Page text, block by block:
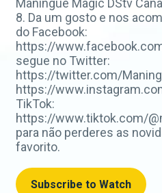
Maningue Magic DStv
8. Da um gosto e nos
do Facebook:
https://
segue no Twitter:
https://twitter.com/
https://
TikTok:
https://www.tiktok.com/
para não perderes as
favorito.
Subscribe to Watch